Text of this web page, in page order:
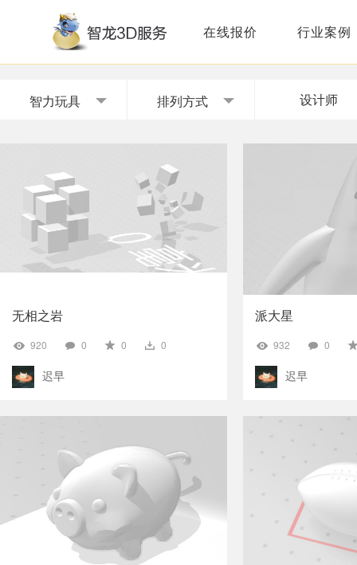
在线报价 行业案例
智力玩具 排列方式 设计师
无相之岩
920 0 0 0
迟早
派大星
932 0
迟早